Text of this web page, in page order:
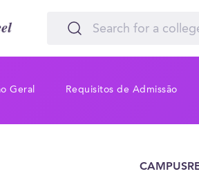
Geral Requisitos de Admissão